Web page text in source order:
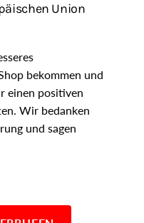
Union
bekommen und
einen positiven
Wir bedanken
und sagen